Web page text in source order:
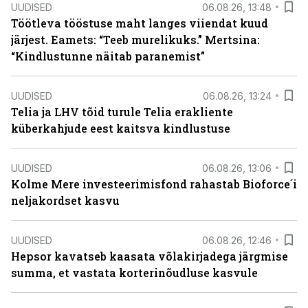
UUDISED 06.08.26, 13:48
Töötleva tööstuse maht langes viiendat kuud
järjest. Eamets: “Teeb murelikuks.” Mertsina:
“Kindlustunne näitab paranemist”
UUDISED 06.08.26, 13:24
Telia ja LHV tõid turule Telia erakliente
küberkahjude eest kaitsva kindlustuse
UUDISED 06.08.26, 13:06
Kolme Mere investeerimisfond rahastab Bioforce´i
neljakordset kasvu
UUDISED 06.08.26, 12:46
Hepsor kavatseb kaasata võlakirjadega järgmise
summa, et vastata korterinõudluse kasvule